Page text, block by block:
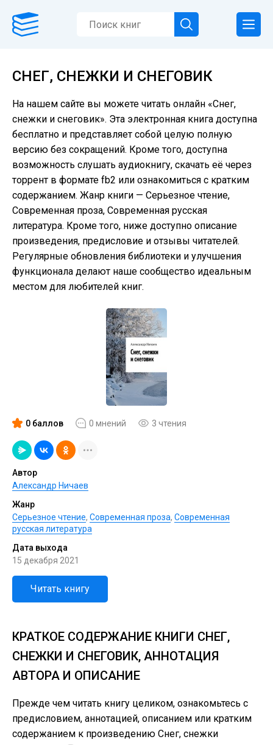
СНЕГ, СНЕЖКИ И СНЕГОВИК
На нашем сайте вы можете читать онлайн «Снег,
снежки и снеговик». Эта электронная книга доступна
бесплатно и представляет собой целую полную
версию без сокращений. Кроме того, доступна
возможность слушать аудиокнигу, скачать её через
торрент в формате fb2 или ознакомиться с кратким
содержанием. Жанр книги — Серьезное чтение,
Современная проза, Современная русская
литература. Кроме того, ниже доступно описание
произведения, предисловие и отзывы читателей.
Регулярные обновления библиотеки и улучшения
функционала делают наше сообщество идеальным
местом для любителей книг.
0 баллов 0 мнений 3 чтения
Автор
Александр Ничаев
Жанр
Серьезное чтение, Современная проза, Современная
русская литература
Дата выхода
15 декабря 2021
Читать книгу
КРАТКОЕ СОДЕРЖАНИЕ КНИГИ СНЕГ,
СНЕЖКИ И СНЕГОВИК, АННОТАЦИЯ
АВТОРА И ОПИСАНИЕ
Прежде чем читать книгу целиком, ознакомьтесь с
предисловием, аннотацией, описанием или кратким
содержанием к произведению Снег, снежки